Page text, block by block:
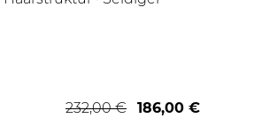
232,00 € 186,00 €